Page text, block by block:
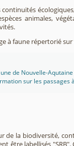
animales,
à faune répertorié
de Nouvelle-
sur les passages
de la biodiversité,